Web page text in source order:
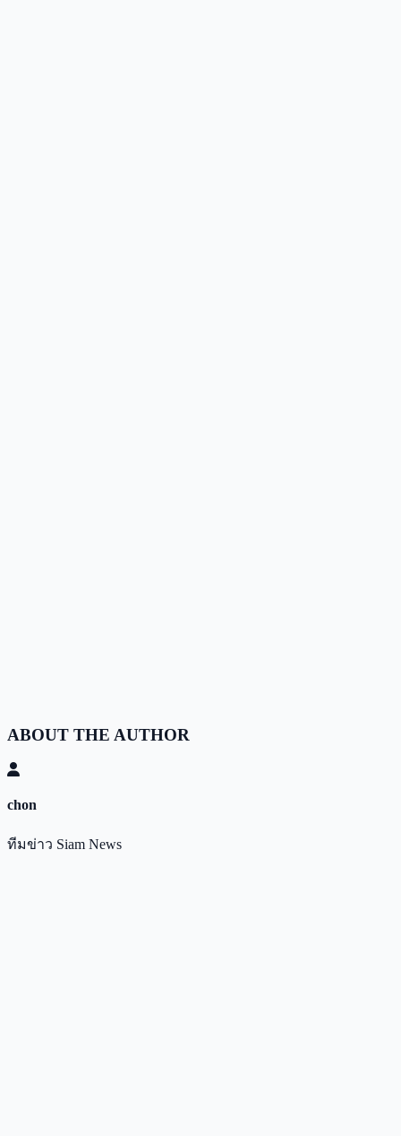
ABOUT THE AUTHOR
chon
ทีมข่าว Siam News